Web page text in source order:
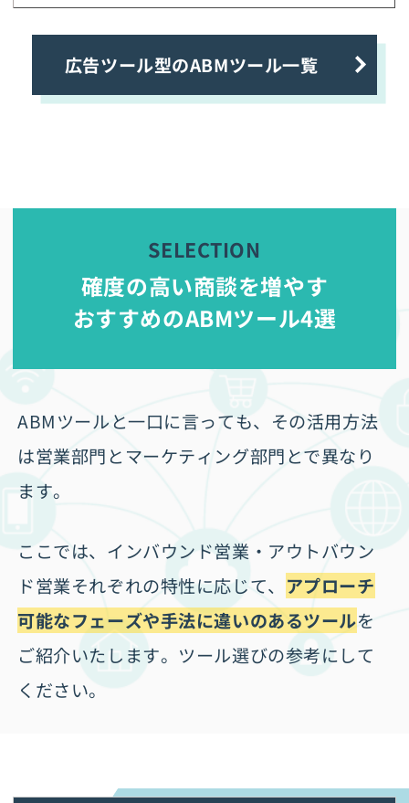
広告ツール型のABMツール一覧
確度の高い商談を増やす
おすすめのABMツール4選
ABMツールと一口に言っても、その活用方法
は営業部門とマーケティング部門とで異なり
ます。
ここでは、インバウンド営業・アウトバウン
ド営業それぞれの特性に応じて、 アプローチ
可能なフェーズや手法に違いのあるツールを
ご紹介いたします。ツール選びの参考にして
ください。